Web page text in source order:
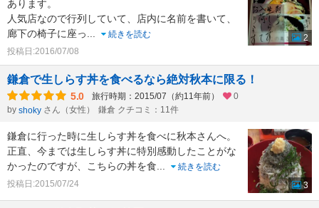
あります。
人気店なので行列していて、店内に名前を書いて、
廊下の椅子に座っ...
続きを読む
投稿日:2016/07/08
2
鎌倉で生しらす丼を食べるなら絶対秋本に限る！
5.0 旅行時期：2015/07（約11年前）
0
by shoky さん（女性） 鎌倉 クチコミ：11件
鎌倉に行った時に生しらす丼を食べに秋本さんへ。
正直、今までは生しらす丼に特別感動したことがな
かったのですが、こちらの丼を食...
続きを読む
投稿日:2015/07/24
3